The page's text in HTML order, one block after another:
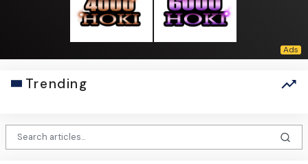
Trending